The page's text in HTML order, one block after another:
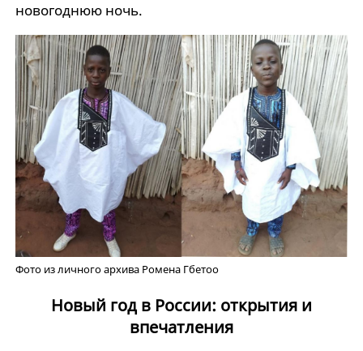
новогоднюю ночь.
Фото из личного архива Ромена Гбетоо
Новый год в России: открытия и
впечатления